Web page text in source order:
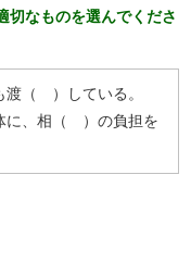
切なものを選んでくださ
渡（ ）している。
に、相（ ）の負担を